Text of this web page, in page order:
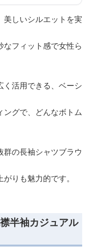
しいシルエットを実
フィット感で女性ら
く活用できる、ベーシ
ングで、どんなボトム
の長袖シャツブラウ
りも魅力的です。
半袖カジュアル